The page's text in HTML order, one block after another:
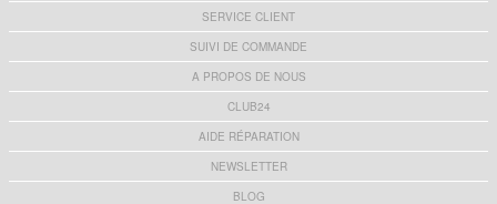
SERVICE CLIENT
SUIVI DE COMMANDE
A PROPOS DE NOUS
CLUB24
AIDE RÉPARATION
NEWSLETTER
BLOG